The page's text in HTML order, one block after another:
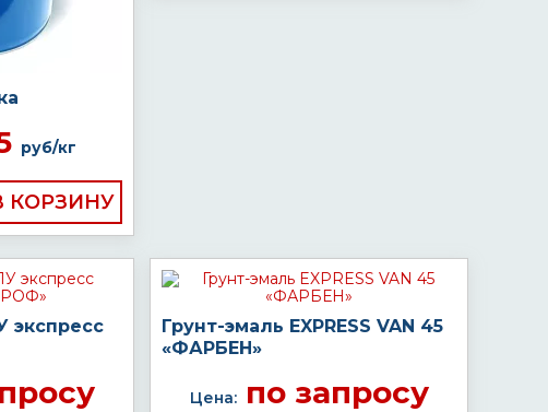
руб/кг
экспресс
Грунт-эмаль EXPRESS VAN 45
«ФАРБЕН»
Цена:по запросу